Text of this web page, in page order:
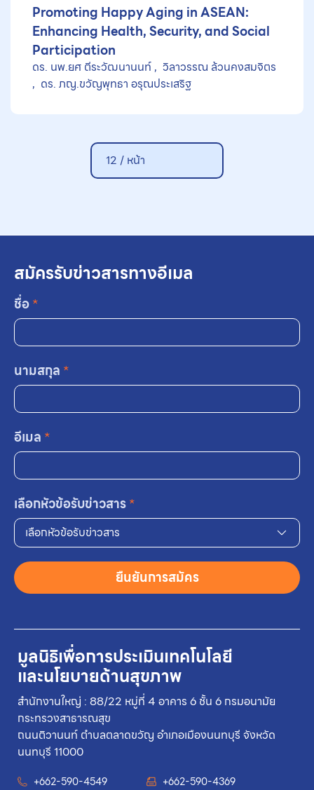
Promoting Happy Aging in ASEAN:
Enhancing Health, Security, and Social
Participation
ดร. นพ.ยศ ตีระวัฒนานนท์
วิลาวรรณ ล้วนคงสมจิตร
ดร. ภญ.ขวัญพุทธา อรุณประเสริฐ
12 / หน้า
มูลนิธิเพื่อการประเมินเทคโนโลยี
และนโยบายด้านสุขภาพ
สำนักงานใหญ่ : 88/22 หมู่ที่ 4 อาคาร 6 ชั้น 6 กรมอนามัย
กระทรวงสาธารณสุข
ถนนติวานนท์ ตำบลตลาดขวัญ อำเภอเมืองนนทบุรี จังหวัด
นนทบุรี 11000
+662-590-4549
+662-590-4369
สมัครรับข่าวสารทางอีเมล
ชื่อ*
นามสกุล *
อีเมล *
เลือกหัวข้อรับข่าวสาร*
เลือกหัวข้อรับข่าวสาร
ยืนยันการสมัคร